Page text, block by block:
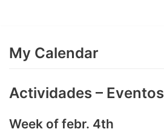
content
My Calendar
Actividades – Eventos
Week of febr. 4th